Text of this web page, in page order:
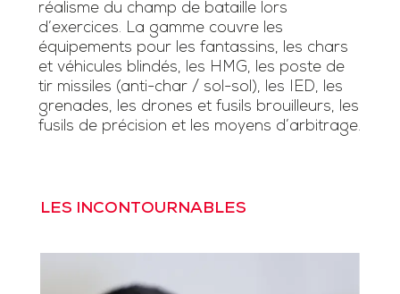
réalisme du champ de bataille lors
d’exercices. La gamme couvre les
équipements pour les fantassins, les chars
et véhicules blindés, les HMG, les poste de
tir missiles (anti-char / sol-sol), les IED, les
grenades, les drones et fusils brouilleurs, les
fusils de précision et les moyens d’arbitrage.
LES INCONTOURNABLES